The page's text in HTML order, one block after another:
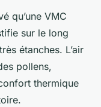
qu’une VMC
sur le long
étanches. L’air
pollens,
thermique